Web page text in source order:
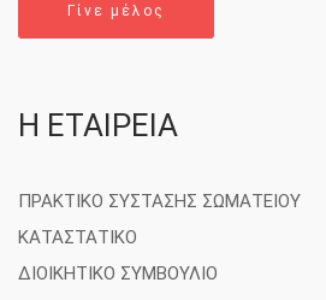
Γίνε μέλος
Η ΕΤΑΙΡΕΙΑ
ΠΡΑΚΤΙΚΟ ΣΥΣΤΑΣΗΣ ΣΩΜΑΤΕΙΟΥ
ΚΑΤΑΣΤΑΤΙΚΟ
ΔΙΟΙΚΗΤΙΚΟ ΣΥΜΒΟΥΛΙΟ